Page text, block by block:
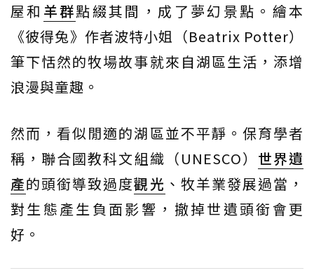
屋和 羊群點綴其間，成了夢幻景點。繪本
《彼得兔》作者波特小姐（Beatrix Potter）
筆下恬然的牧場故事就來自湖區生活，添增
浪漫與童趣。
然而，看似閒適的湖區並不平靜。保育學者
稱，聯合國教科文組織（UNESCO） 世界遺
產的頭銜導致過度觀光 、牧羊業發展過當，
對生態產生負面影響，撤掉世遺頭銜會更
好。